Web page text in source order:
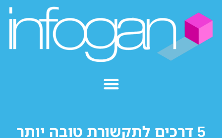
5 דרכים לתקשורת טובה יותר